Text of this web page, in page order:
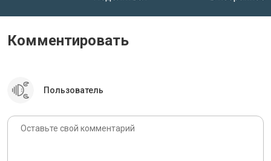
Комментировать
Пользователь